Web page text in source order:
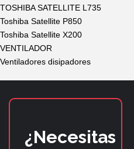
TOSHIBA SATELLITE L735
Toshiba Satellite P850
Toshiba Satellite X200
VENTILADOR
Ventiladores disipadores
¿Necesitas